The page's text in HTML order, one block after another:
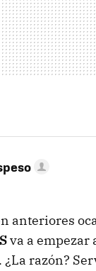
anteriores
va a empezar
razón?